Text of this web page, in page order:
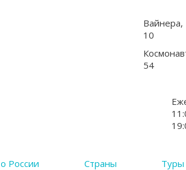
Вайнера,
10
54
России Страны Туры